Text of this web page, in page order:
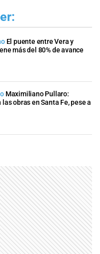
El puente entre Vera y
más del 80% de avance
Maximiliano Pullaro:
obras en Santa Fe, pese a